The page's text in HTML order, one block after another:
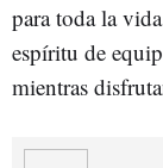
para toda la
espíritu de
mientras